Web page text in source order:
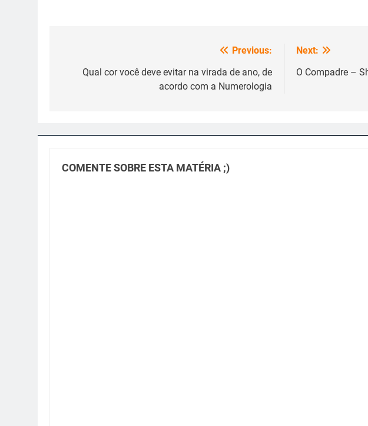
Previous:
Qual cor você deve evitar na virada de ano, de
acordo com a Numerologia
Next:
O Compadre –
COMENTE SOBRE ESTA MATÉRIA ;)